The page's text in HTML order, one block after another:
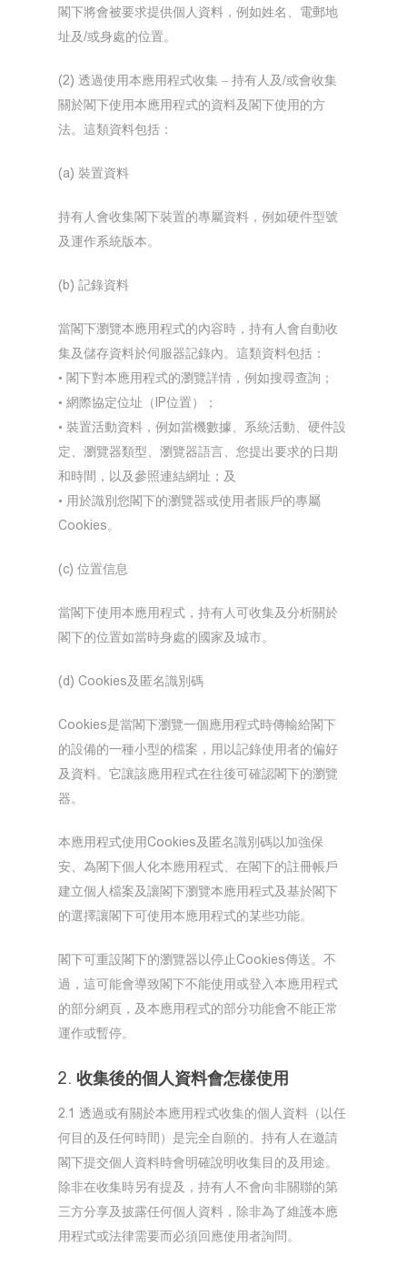
閣下將會被要求提供個人資料，例如姓名、電郵地
址及/或身處的位置。
(2) 透過使用本應用程式收集 – 持有人及/或會收集
關於閣下使用本應用程式的資料及閣下使用的方
法。這類資料包括：
(a) 裝置資料
持有人會收集閣下裝置的專屬資料，例如硬件型號
及運作系統版本。
(b) 記錄資料
當閣下瀏覽本應用程式的內容時，持有人會自動收
集及儲存資料於伺服器記錄內。這類資料包括：
• 閣下對本應用程式的瀏覽詳情，例如搜尋查詢；
• 網際協定位址（IP位置）；
• 裝置活動資料，例如當機數據、系統活動、硬件設
定、瀏覽器類型、瀏覽器語言、您提出要求的日期
和時間，以及參照連結網址；及
• 用於識別您閣下的瀏覽器或使用者賬戶的專屬
Cookies。
(c) 位置信息
當閣下使用本應用程式，持有人可收集及分析關於
閣下的位置如當時身處的國家及城市。
(d) Cookies及匿名識別碼
Cookies是當閣下瀏覽一個應用程式時傳輸給閣下
的設備的一種小型的檔案，用以記錄使用者的偏好
及資料。它讓該應用程式在往後可確認閣下的瀏覽
器。
本應用程式使用Cookies及匿名識別碼以加強保
安、為閣下個人化本應用程式、在閣下的註冊帳戶
建立個人檔案及讓閣下瀏覽本應用程式及基於閣下
的選擇讓閣下可使用本應用程式的某些功能。
閣下可重設閣下的瀏覽器以停止Cookies傳送。不
過，這可能會導致閣下不能使用或登入本應用程式
的部分網頁，及本應用程式的部分功能會不能正常
運作或暫停。
2. 收集後的個人資料會怎樣使用
2.1 透過或有關於本應用程式收集的個人資料（以任
何目的及任何時間）是完全自願的。持有人在邀請
閣下提交個人資料時會明確說明收集目的及用途。
除非在收集時另有提及，持有人不會向非關聯的第
三方分享及披露任何個人資料，除非為了維護本應
用程式或法律需要而必須回應使用者詢問。